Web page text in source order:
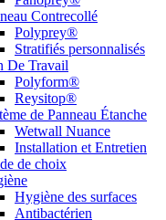
Contrecollé
Polyprey®
Stratifiés personnalisés
De Travail
Polyform®
Reysitop®
de Panneau Étanche
Wetwall Nuance
Installation et Entretien
de choix
Hygiène des surfaces
Antibactérien